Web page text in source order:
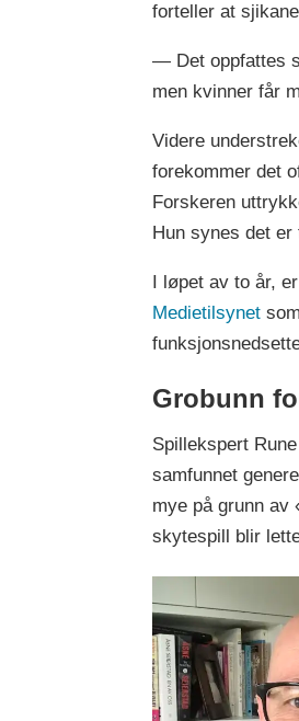
forteller at
— Det oppfattes
men kvinner får
Videre
forekommer det
Forskeren
Hun synes det
I løpet av to år,
Medietilsynet
Grobunn
Spillekspert
samfunnet
mye på grunn av
skytespill blir